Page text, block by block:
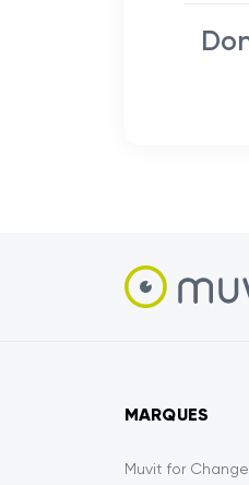
MARQUES
Muvit for Change